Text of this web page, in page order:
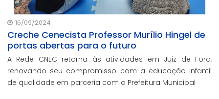
16/09/2024
Creche Cenecista Professor Murílio Hingel de
portas abertas para o futuro
A Rede CNEC retorna às atividades em Juiz de Fora,
renovando seu compromisso com a educação infantil
de qualidade em parceria com a Prefeitura Municipal